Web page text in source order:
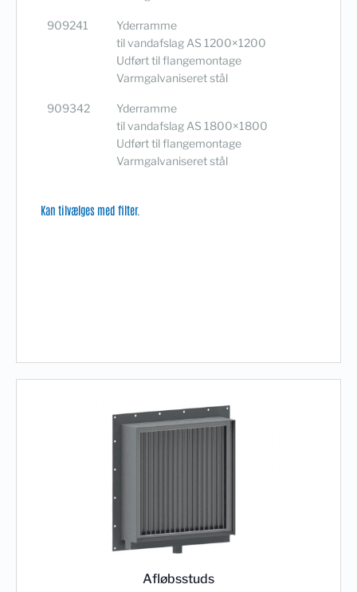
909241
Yderramme
til vandafslag AS 1200×1200
Udført til flangemontage
Varmgalvaniseret stål
909342
Yderramme
til vandafslag AS 1800×1800
Udført til flangemontage
Varmgalvaniseret stål
Kan tilvælges med filter.
Afløbsstuds